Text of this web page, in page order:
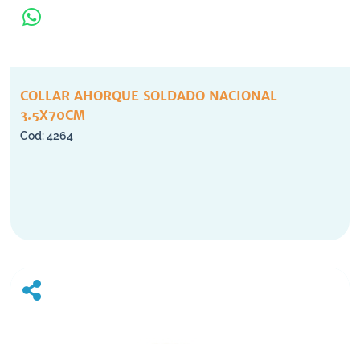
COLLAR AHORQUE SOLDADO NACIONAL
3.5X70CM
4264